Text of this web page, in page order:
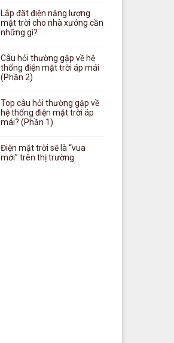
Lắp đặt điện năng lượng
mặt trời cho nhà xưởng cần
những gì?
Câu hỏi thường gặp về hệ
thống điện mặt trời áp mái
(Phần 2)
Top câu hỏi thường gặp về
hệ thống điện mặt trời áp
mái? (Phần 1)
Điện mặt trời sẽ là “vua
mới” trên thị trường